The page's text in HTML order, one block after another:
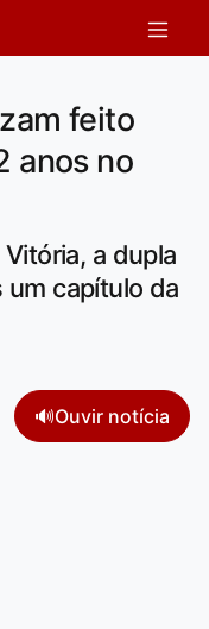
feito
anos no
a dupla
capítulo da
🔊Ouvir notícia